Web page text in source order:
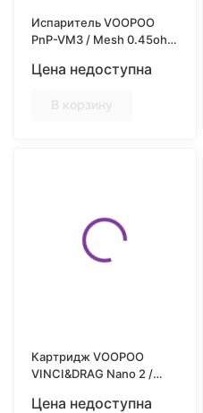
Испаритель VOOPOO
PnP-VM3 / Mesh 0.45ohm
Цена недоступна
В корзину
Картридж VOOPOO
VINCI&DRAG Nano 2 /
Цена недоступна